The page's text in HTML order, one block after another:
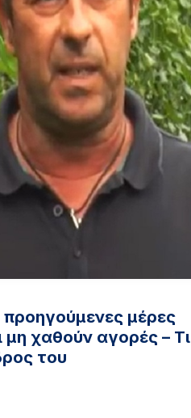
μέρες
μη χαθούν αγορές – Τι
του